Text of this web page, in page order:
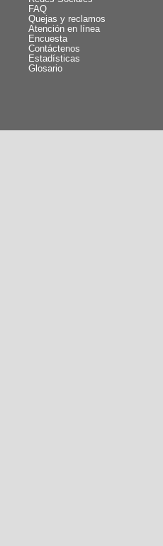
FAQ
Quejas y reclamos
Atención en línea
Encuesta
Contáctenos
Estadísticas
Glosario